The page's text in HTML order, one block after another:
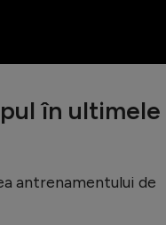
în ultimele
antrenamentului de